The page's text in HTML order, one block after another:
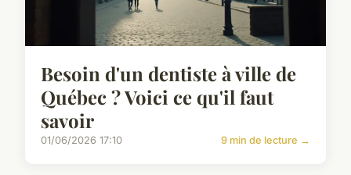
Besoin d'un dentiste à ville de
Québec ? Voici ce qu'il faut
savoir
01/06/2026 17:10 9 min de lecture →